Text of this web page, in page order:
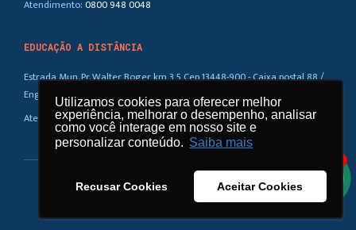
Utilizamos cookies para oferecer melhor
experiência, melhorar o desempenho, analisar
como você interage em nosso site e
personalizar conteúdo. Saiba mais
Recusar Cookies Aceitar Cookies
Utilizamos cookies para oferecer melhor
experiência, melhorar o desempenho, analisar
como você interage em nosso site e
personalizar conteúdo. Saiba mais
Recusar Cookies Aceitar Cookies
Atendimento:0800 948 0048
EDUCAÇÃO A DISTÂNCIA
Estrada Mun. Pr. Walter Boger, km 3,5 Cep 13448-900 - Caixa postal 88 /
Eng. Coelho – SP
Atendimento:0800 948 0048